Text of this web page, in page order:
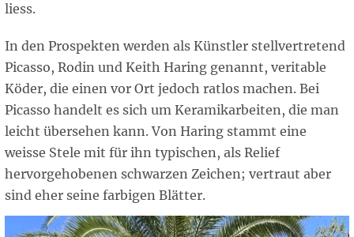
liess.
In den Prospekten werden als Künstler stellvertretend
Picasso, Rodin und Keith Haring genannt, veritable
Köder, die einen vor Ort jedoch ratlos machen. Bei
Picasso handelt es sich um Keramikarbeiten, die man
leicht übersehen kann. Von Haring stammt eine
weisse Stele mit für ihn typischen, als Relief
hervorgehobenen schwarzen Zeichen; vertraut aber
sind eher seine farbigen Blätter.